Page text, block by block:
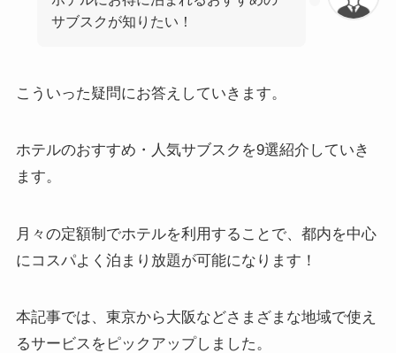
サブスクが知りたい！
こういった疑問にお答えしていきます。
ホテルのおすすめ・人気サブスクを9選紹介していき
ます。
月々の定額制でホテルを利用することで、都内を中心
にコスパよく泊まり放題が可能になります！
本記事では、東京から大阪などさまざまな地域で使え
るサービスをピックアップしました。